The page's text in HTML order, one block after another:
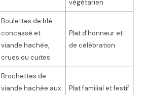
végétarien
Boulettes de blé
concassé et
viande hachée,
crues ou cuites
Plat d’honneur et
de célébration
Brochettes de
viande hachée aux
Plat familial et festif